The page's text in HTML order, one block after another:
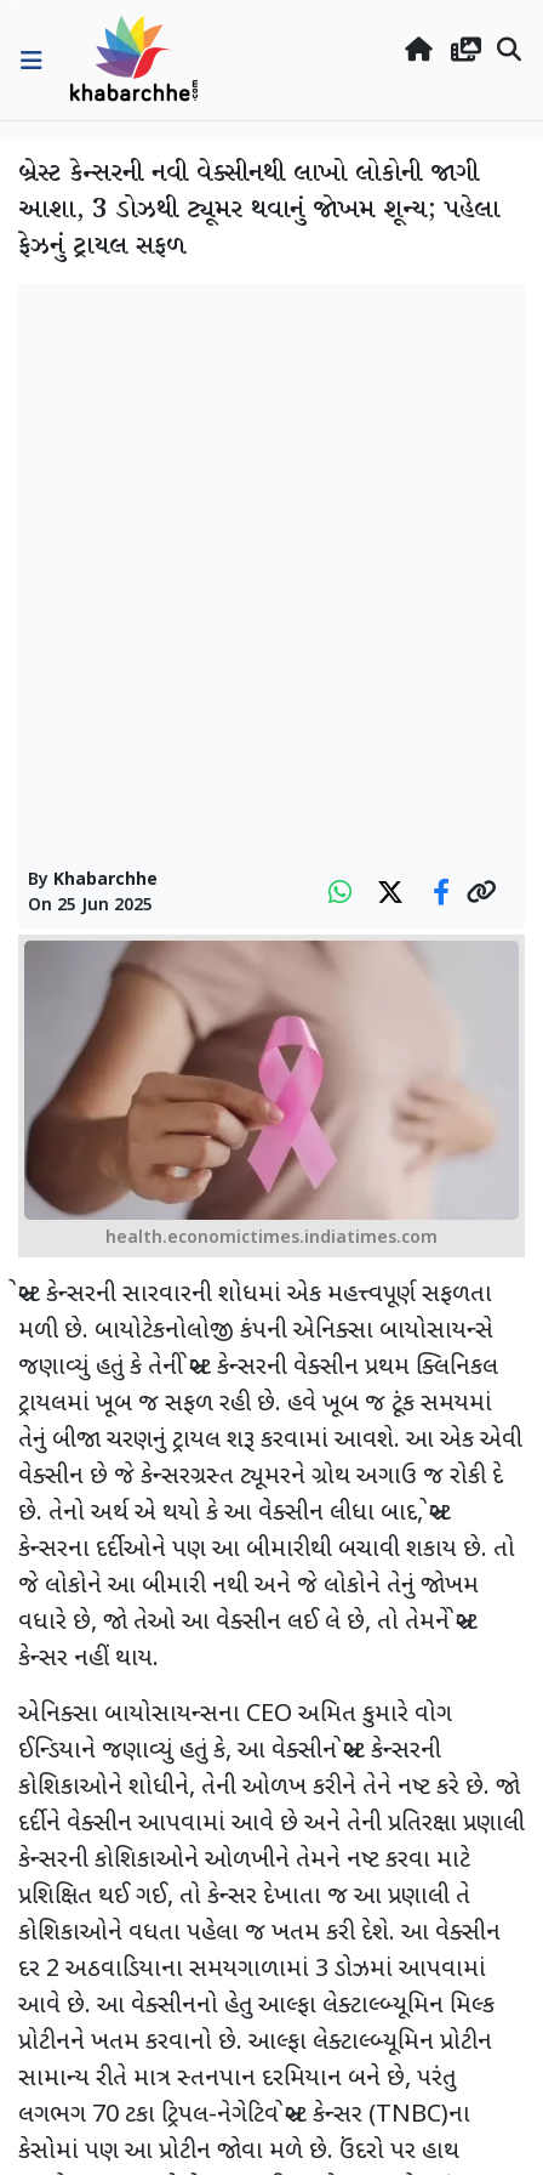
બ્રેસ્ટ કેન્સરની નવી વેક્સીનથી લાખો લોકોની જાગી
આશા, 3 ડોઝથી ટ્યૂમર થવાનું જોખમ શૂન્ય; પહેલા
ફેઝનું ટ્રાયલ સફળ
By Khabarchhe
On 25 Jun 2025
health.economictimes.indiatimes.com
બ્રેસ્ટ કેન્સરની સારવારની શોધમાં એક મહત્ત્વપૂર્ણ સફળતા
મળી છે. બાયોટેકનોલોજી કંપની એનિક્સા બાયોસાયન્સે
જણાવ્યું હતું કે તેની બ્રેસ્ટ કેન્સરની વેક્સીન પ્રથમ ક્લિનિકલ
ટ્રાયલમાં ખૂબ જ સફળ રહી છે. હવે ખૂબ જ ટૂંક સમયમાં
તેનું બીજા ચરણનું ટ્રાયલ શરૂ કરવામાં આવશે. આ એક એવી
વેક્સીન છે જે કેન્સરગ્રસ્ત ટ્યૂમરને ગ્રોથ અગાઉ જ રોકી દે
છે. તેનો અર્થ એ થયો કે આ વેક્સીન લીધા બાદ,બ્રેસ્ટ
કેન્સરના દર્દીઓને પણ આ બીમારીથી બચાવી શકાય છે. તો
જે લોકોને આ બીમારી નથી અને જે લોકોને તેનું જોખમ
વધારે છે, જો તેઓ આ વેક્સીન લઈ લે છે, તો તેમને બ્રેસ્ટ
કેન્સર નહીં થાય.
એનિક્સા બાયોસાયન્સના CEO અમિત કુમારે વોગ
ઈન્ડિયાને જણાવ્યું હતું કે, આ વેક્સીન બ્રેસ્ટ કેન્સરની
કોશિકાઓને શોધીને, તેની ઓળખ કરીને તેને નષ્ટ કરે છે. જો
દર્દીને વેક્સીન આપવામાં આવે છે અને તેની પ્રતિરક્ષા પ્રણાલી
કેન્સરની કોશિકાઓને ઓળખીને તેમને નષ્ટ કરવા માટે
પ્રશિક્ષિત થઈ ગઈ, તો કેન્સર દેખાતા જ આ પ્રણાલી તે
કોશિકાઓને વધતા પહેલા જ ખતમ કરી દેશે. આ વેક્સીન
દર 2 અઠવાડિયાના સમયગાળામાં 3 ડોઝમાં આપવામાં
આવે છે. આ વેક્સીનનો હેતુ આલ્ફા લેક્ટાલ્બ્યૂમિન મિલ્ક
પ્રોટીનને ખતમ કરવાનો છે. આલ્ફા લેક્ટાલ્બ્યૂમિન પ્રોટીન
સામાન્ય રીતે માત્ર સ્તનપાન દરમિયાન બને છે, પરંતુ
લગભગ 70 ટકા ટ્રિપલ-નેગેટિવ બ્રેસ્ટ કેન્સર (TNBC)ના
કેસોમાં પણ આ પ્રોટીન જોવા મળે છે. ઉંદરો પર હાથ